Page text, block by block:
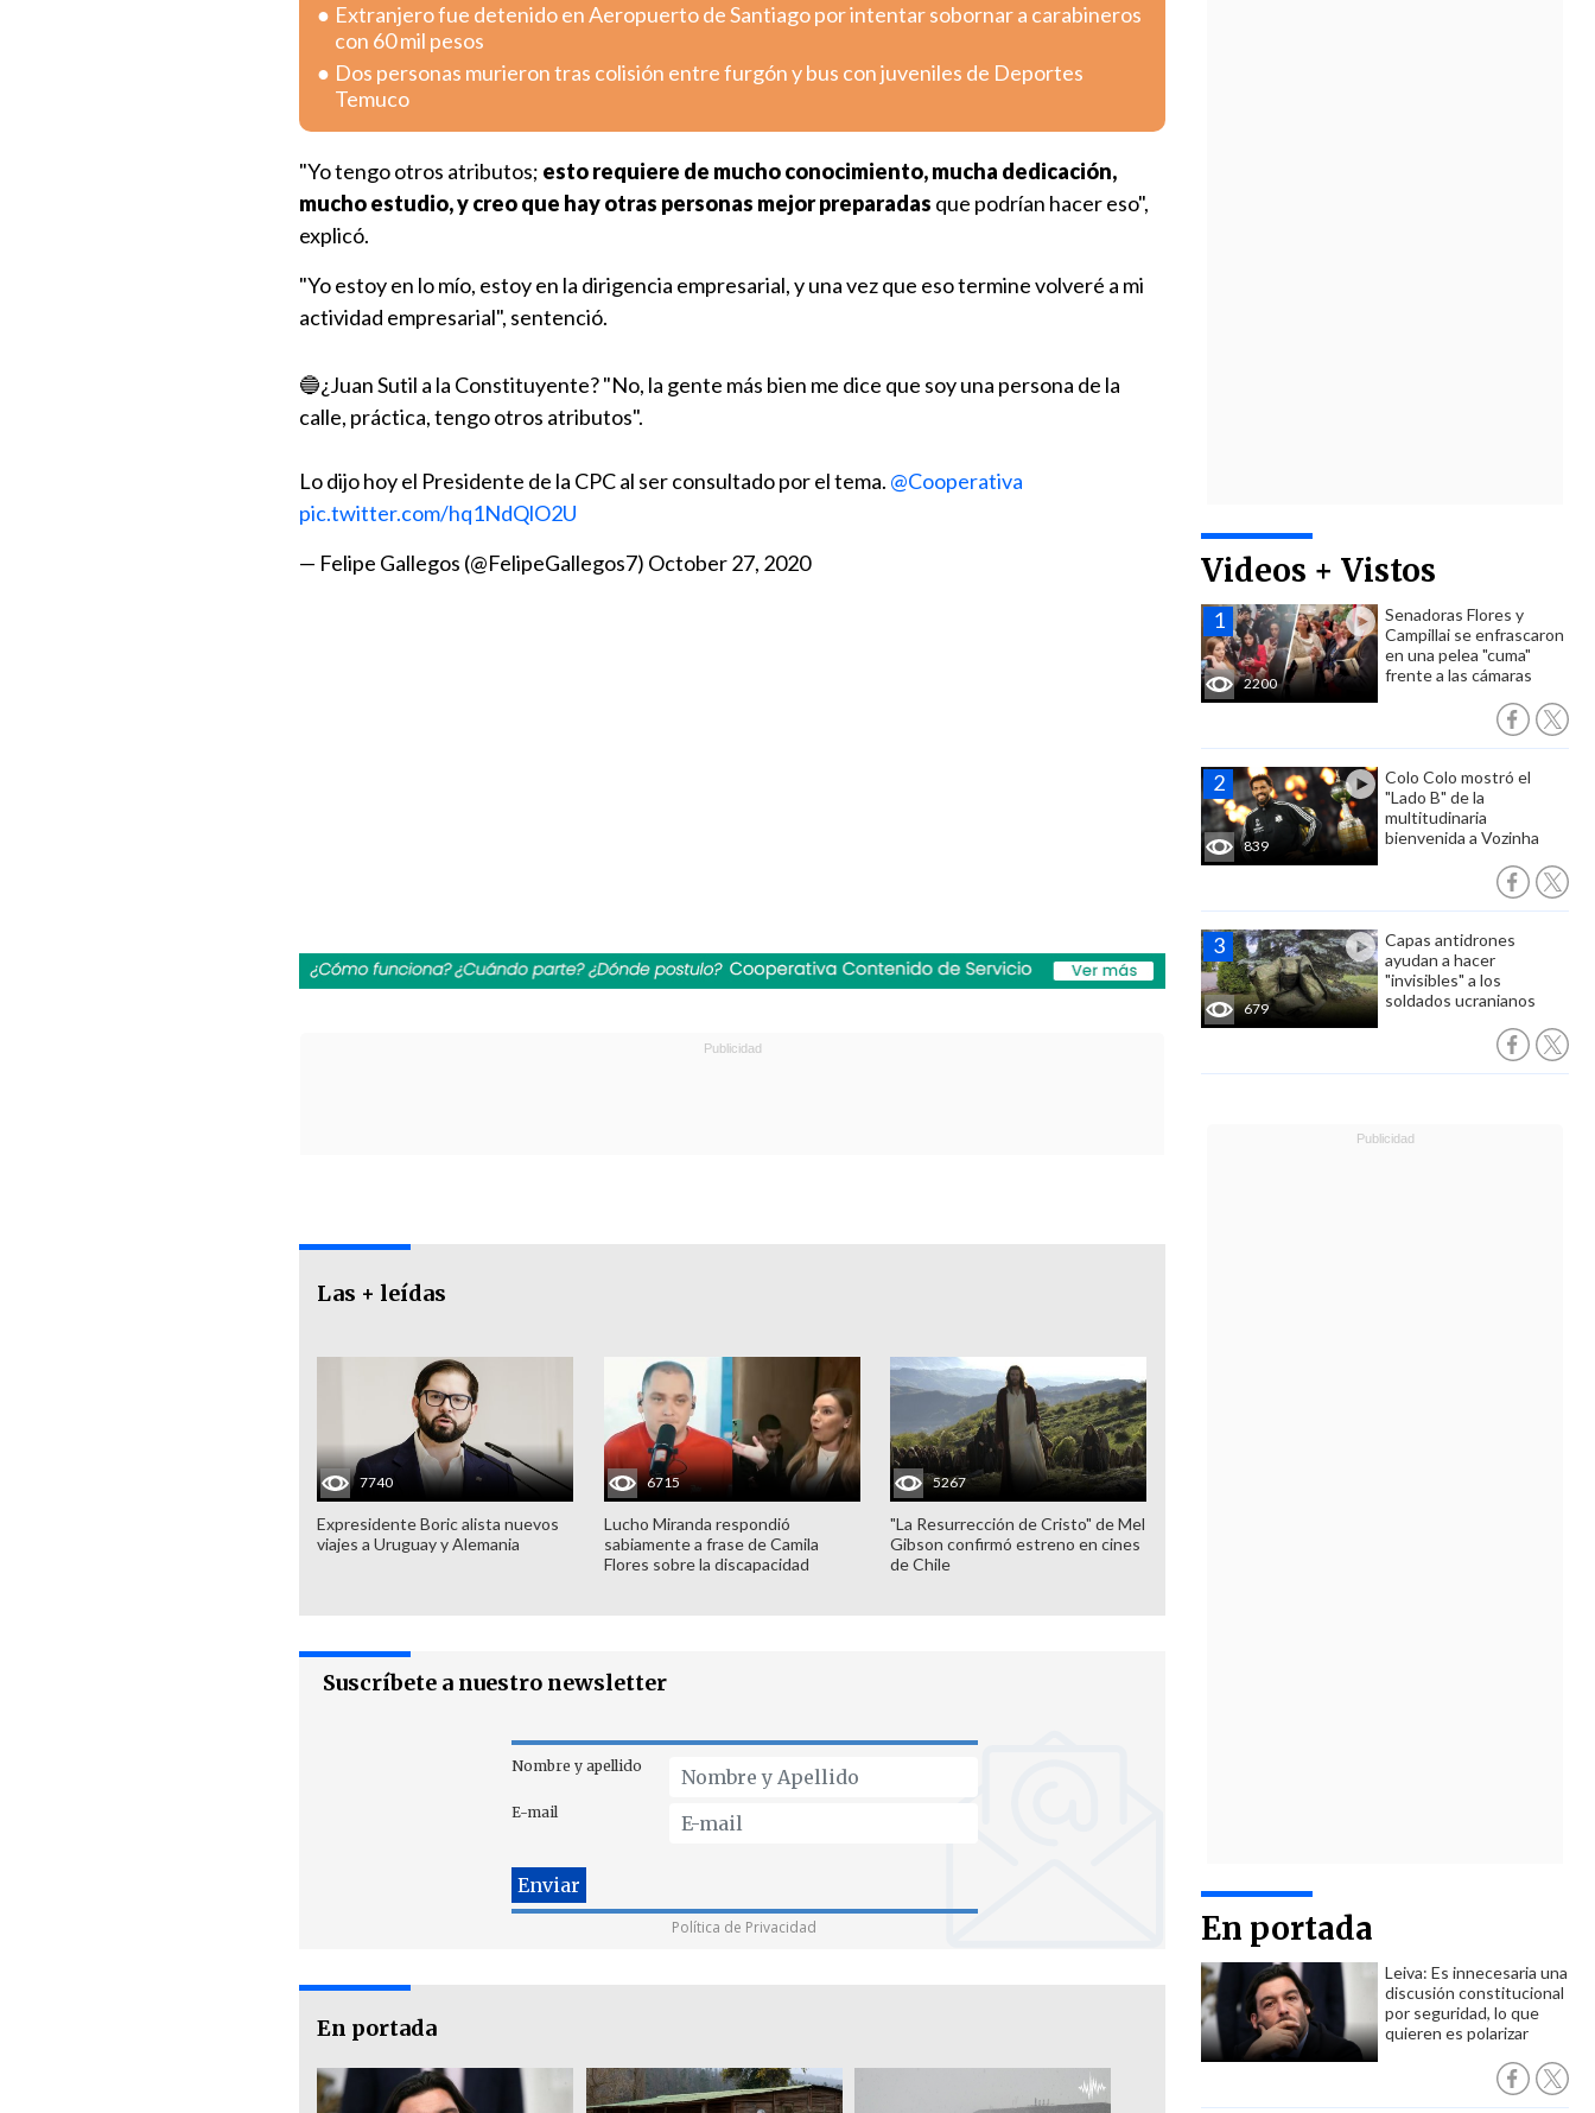
Videos + Vistos
2200
Senadoras Flores y
Campillai se enfrascaron
en una pelea "cuma"
frente a las cámaras
839
Colo Colo mostró el
"Lado B" de la
multitudinaria
bienvenida a Vozinha
679
Capas antidrones
ayudan a hacer
"invisibles" a los
soldados ucranianos
En portada
Leiva: Es innecesaria una
discusión constitucional
por seguridad, lo que
quieren es polarizar
Extranjero fue detenido en Aeropuerto de Santiago por intentar sobornar a carabineros
con 60 mil pesos
Dos personas murieron tras colisión entre furgón y bus con juveniles de Deportes
Temuco
"Yo tengo otros atributos; esto requiere de mucho conocimiento, mucha dedicación,
mucho estudio, y creo que hay otras personas mejor preparadas que podrían hacer eso",
explicó.
"Yo estoy en lo mío, estoy en la dirigencia empresarial, y una vez que eso termine volveré a mi
actividad empresarial", sentenció.
🔵¿Juan Sutil a la Constituyente? "No, la gente más bien me dice que soy una persona de la
calle, práctica, tengo otros atributos".
Lo dijo hoy el Presidente de la CPC al ser consultado por el tema. @Cooperativa
pic.twitter.com/hq1NdQlO2U
— Felipe Gallegos (@FelipeGallegos7) October 27, 2020
Las + leídas
7740
Expresidente Boric alista nuevos
viajes a Uruguay y Alemania
6715
Lucho Miranda respondió
sabiamente a frase de Camila
Flores sobre la discapacidad
5267
"La Resurrección de Cristo" de Mel
Gibson confirmó estreno en cines
de Chile
Suscríbete a nuestro newsletter
Nombre y apellido
E-mail
Política de Privacidad
En portada